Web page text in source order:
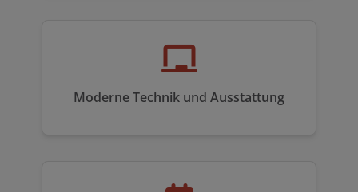
Moderne Technik und Ausstattung